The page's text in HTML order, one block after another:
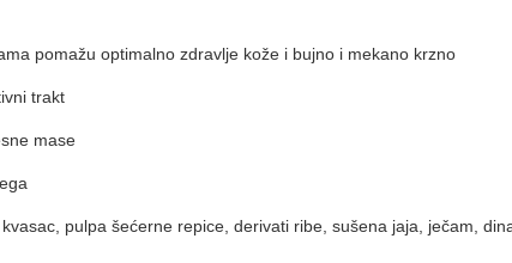
pomažu optimalno zdravlje kože i bujno i mekano krzno
trakt
mase
pulpa šećerne repice, derivati ribe, sušena jaja, ječam,